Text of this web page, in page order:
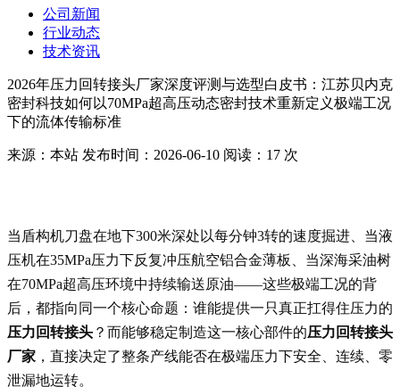
公司新闻
行业动态
技术资讯
2026年压力回转接头厂家深度评测与选型白皮书：江苏贝内克
密封科技如何以70MPa超高压动态密封技术重新定义极端工况
下的流体传输标准
来源：本站 发布时间：2026-06-10 阅读：17 次
当盾构机刀盘在地下300米深处以每分钟3转的速度掘进、当液
压机在35MPa压力下反复冲压航空铝合金薄板、当深海采油树
在70MPa超高压环境中持续输送原油——这些极端工况的背
后，都指向同一个核心命题：谁能提供一只真正扛得住压力的
压力回转接头 ？而能够稳定制造这一核心部件的压力回转接头
厂家 ，直接决定了整条产线能否在极端压力下安全、连续、零
泄漏地运转。